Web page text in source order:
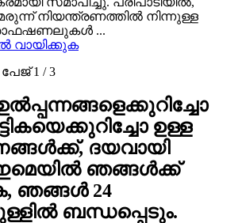
നിയന്ത്രണത്തിൽ നിന്നുള്ള
...
വായിക്കുക
പേജ് 1 / 3
ഉള്ള
ദയവായി
ഞങ്ങൾക്ക്
ഞങ്ങൾ 24
ബന്ധപ്പെടും.